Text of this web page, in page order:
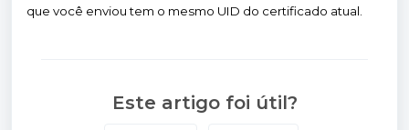
que você enviou tem o mesmo UID do certificado atual.
Este artigo foi útil?